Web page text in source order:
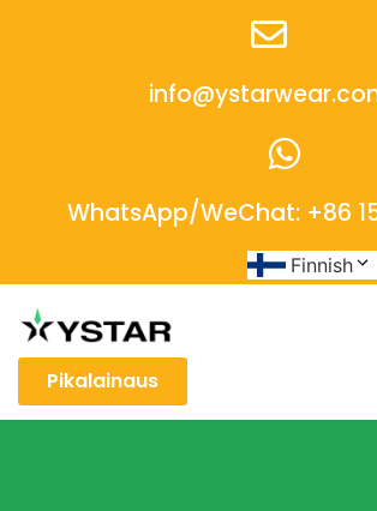
WhatsApp/WeChat: +86
Finnish
Pikalainaus